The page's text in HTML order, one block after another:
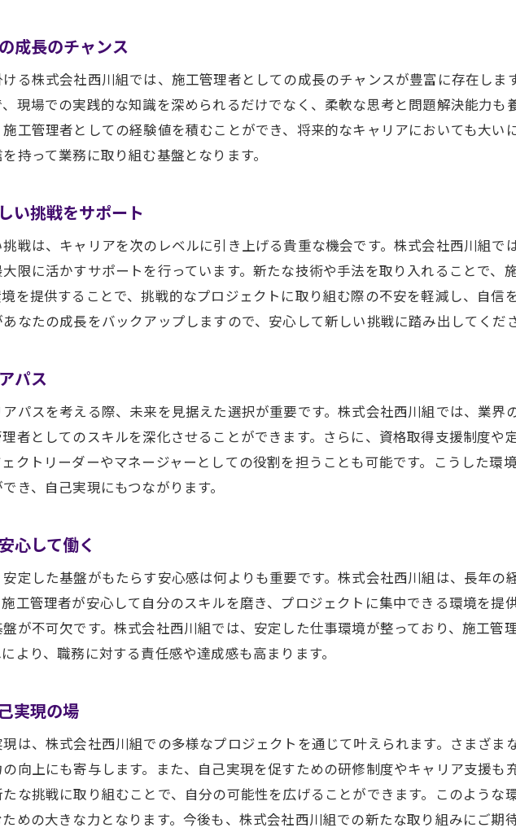
施工管理者としての目標設定と達成
プロジェクト経験を通じた成長機会
施工管理の専門性を高める環境
キャリアパスの多様な選択肢
安定と挑戦の場株式会社西川組で施工管理者として輝く
安定した職場環境での安心感
挑戦的なプロジェクトでの成長
施工管理者としてのクリエイティブな挑戦
職場での自己実現を追求
経験者歓迎！施工管理者の新しいキャリアを築くチャンス
経験者が活躍できるプロジェクト
施工管理者としてのノウハウを活かす
施工管理者として自己成長を達成する
未知の分野に挑戦する施工管理者をサポートする西川組
新しい分野での挑戦を応援
新しい分野での施工管理の可能性
チャレンジ精神を持つ施工管理者を支援
施工管理者募集！株式会社西川組で自分の力を試す
成長のチャンス
る株式会社西川組では、施工管理者としての成長のチャンスが豊富に存在しま
現場での実践的な知識を深められるだけでなく、柔軟な思考と問題解決能力も
工管理者としての経験値を積むことができ、将来的なキャリアにおいても大い
持って業務に取り組む基盤となります。
い挑戦をサポート
戦は、キャリアを次のレベルに引き上げる貴重な機会です。株式会社西川組で
限に活かすサポートを行っています。新たな技術や手法を取り入れることで、
を提供することで、挑戦的なプロジェクトに取り組む際の不安を軽減し、自信
なたの成長をバックアップしますので、安心して新しい挑戦に踏み出してくだ
パス
パスを考える際、未来を見据えた選択が重要です。株式会社西川組では、業界
者としてのスキルを深化させることができます。さらに、資格取得支援制度や
クトリーダーやマネージャーとしての役割を担うことも可能です。こうした環
き、自己実現にもつながります。
心して働く
定した基盤がもたらす安心感は何よりも重要です。株式会社西川組は、長年の
工管理者が安心して自分のスキルを磨き、プロジェクトに集中できる環境を提
が不可欠です。株式会社西川組では、安定した仕事環境が整っており、施工管
より、職務に対する責任感や達成感も高まります。
実現の場
は、株式会社西川組での多様なプロジェクトを通じて叶えられます。さまざま
向上にも寄与します。また、自己実現を促すための研修制度やキャリア支援も
な挑戦に取り組むことで、自分の可能性を広げることができます。このような
めの大きな力となります。今後も、株式会社西川組での新たな取り組みにご期